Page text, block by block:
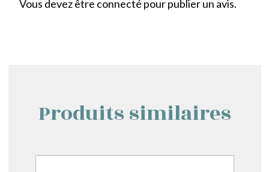
Vous devez être connecté pour publier un avis.
Produits similaires